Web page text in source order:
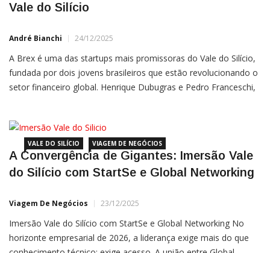
Vale do Silício
André Bianchi 24/12/2025
A Brex é uma das startups mais promissoras do Vale do Silício,
fundada por dois jovens brasileiros que estão revolucionando o
setor financeiro global. Henrique Dubugras e Pedro Franceschi,
VALE DO SILÍCIO VIAGEM DE NEGÓCIOS
A Convergência de Gigantes: Imersão Vale
do Silício com StartSe e Global Networking
Viagem De Negócios 23/12/2025
Imersão Vale do Silício com StartSe e Global Networking No
horizonte empresarial de 2026, a liderança exige mais do que